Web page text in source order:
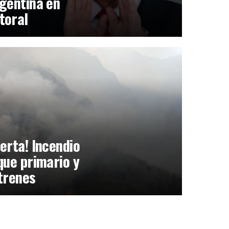
Incendio
primario y